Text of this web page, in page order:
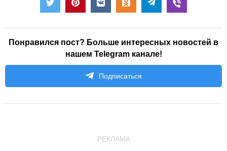
Понравился пост? Больше интересных новостей в
нашем Telegram канале!
Подписаться
РЕКЛАМА